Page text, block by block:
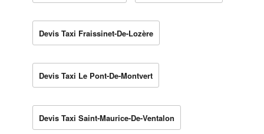
Devis Taxi Fraissinet-De-Lozère
Devis Taxi Le Pont-De-Montvert
Devis Taxi Saint-Maurice-De-Ventalon